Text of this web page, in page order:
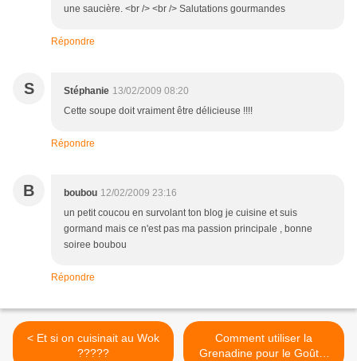
une saucière. <br /> <br /> Salutations gourmandes
Répondre
S Stéphanie 13/02/2009 08:20
Cette soupe doit vraiment être délicieuse !!!!
Répondre
B boubou 12/02/2009 23:16
un petit coucou en survolant ton blog je cuisine et suis
gormand mais ce n'est pas ma passion principale , bonne
soiree boubou
Répondre
< Et si on cuisinait au Wok
?????
Comment utiliser la
Grenadine pour le Goûter